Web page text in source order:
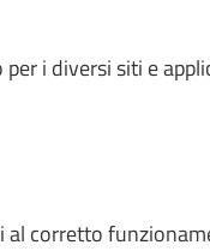
i diversi siti e
corretto